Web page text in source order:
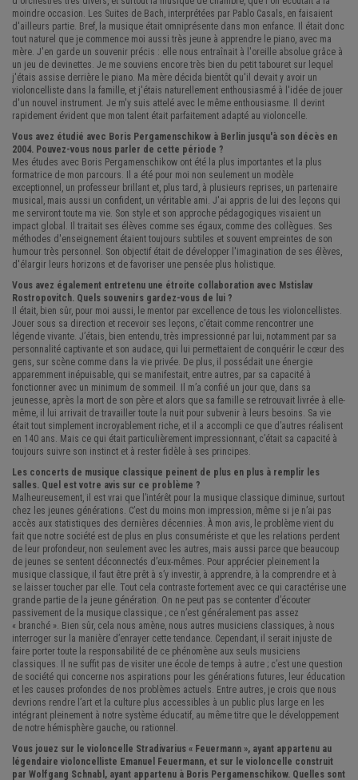
moindre occasion. Les Suites de Bach, interprétées par Pablo Casals, en faisaient
d'ailleurs partie. Bref, la musique était omniprésente dans mon enfance. Il était donc
tout naturel que je commence moi aussi très jeune à apprendre le piano, avec ma
mère. J'en garde un souvenir précis : elle nous entraînait à l'oreille absolue grâce à
un jeu de devinettes. Je me souviens encore très bien du petit tabouret sur lequel
j'étais assise derrière le piano. Ma mère décida bientôt qu'il devait y avoir un
violoncelliste dans la famille, et j'étais naturellement enthousiasmé à l'idée de jouer
d'un nouvel instrument. Je m'y suis attelé avec le même enthousiasme. Il devint
rapidement évident que mon talent était parfaitement adapté au violoncelle.
Vous avez étudié avec Boris Pergamenschikow à Berlin jusqu'à son décès en
2004. Pouvez-vous nous parler de cette période ?
Mes études avec Boris Pergamenschikow ont été la plus importantes et la plus
formatrice de mon parcours. Il a été pour moi non seulement un modèle
exceptionnel, un professeur brillant et, plus tard, à plusieurs reprises, un partenaire
musical, mais aussi un confident, un véritable ami. J'ai appris de lui des leçons qui
me serviront toute ma vie. Son style et son approche pédagogiques visaient un
impact global. Il traitait ses élèves comme ses égaux, comme des collègues. Ses
méthodes d'enseignement étaient toujours subtiles et souvent empreintes de son
humour très personnel. Son objectif était de développer l'imagination de ses élèves,
d'élargir leurs horizons et de favoriser une pensée plus holistique.
Vous avez également entretenu une étroite collaboration avec Mstislav
Rostropovitch. Quels souvenirs gardez-vous de lui ?
Il était, bien sûr, pour moi aussi, le mentor par excellence de tous les violoncellistes.
Jouer sous sa direction et recevoir ses leçons, c’était comme rencontrer une
légende vivante. J’étais, bien entendu, très impressionné par lui, notamment par sa
personnalité captivante et son audace, qui lui permettaient de conquérir le cœur des
gens, sur scène comme dans la vie privée. De plus, il possédait une énergie
apparemment inépuisable, qui se manifestait, entre autres, par sa capacité à
fonctionner avec un minimum de sommeil. Il m’a confié un jour que, dans sa
jeunesse, après la mort de son père et alors que sa famille se retrouvait livrée à elle-
même, il lui arrivait de travailler toute la nuit pour subvenir à leurs besoins. Sa vie
était tout simplement incroyablement riche, et il a accompli ce que d’autres réalisent
en 140 ans. Mais ce qui était particulièrement impressionnant, c’était sa capacité à
toujours suivre son instinct et à rester fidèle à ses principes.
Les concerts de musique classique peinent de plus en plus à remplir les
salles. Quel est votre avis sur ce problème ?
Malheureusement, il est vrai que l’intérêt pour la musique classique diminue, surtout
chez les jeunes générations. C’est du moins mon impression, même si je n’ai pas
accès aux statistiques des dernières décennies. À mon avis, le problème vient du
fait que notre société est de plus en plus consumériste et que les relations perdent
de leur profondeur, non seulement avec les autres, mais aussi parce que beaucoup
de jeunes se sentent déconnectés d’eux-mêmes. Pour apprécier pleinement la
musique classique, il faut être prêt à s’y investir, à apprendre, à la comprendre et à
se laisser toucher par elle. Tout cela contraste fortement avec ce qui caractérise une
grande partie de la jeune génération. On ne peut pas se contenter d’écouter
passivement de la musique classique ; ce n’est généralement pas assez
« branché ». Bien sûr, cela nous amène, nous autres musiciens classiques, à nous
interroger sur la manière d’enrayer cette tendance. Cependant, il serait injuste de
faire porter toute la responsabilité de ce phénomène aux seuls musiciens
classiques. Il ne suffit pas de visiter une école de temps à autre ; c’est une question
de société qui concerne nos aspirations pour les générations futures, leur éducation
et les causes profondes de nos problèmes actuels. Entre autres, je crois que nous
devrions rendre l’art et la culture plus accessibles à un public plus large en les
intégrant pleinement à notre système éducatif, au même titre que le développement
de notre hémisphère gauche, ou rationnel.
Vous jouez sur le violoncelle Stradivarius « Feuermann », ayant appartenu au
légendaire violoncelliste Emanuel Feuermann, et sur le violoncelle construit
par Wolfgang Schnabl, ayant appartenu à Boris Pergamenschikow. Quelles sont